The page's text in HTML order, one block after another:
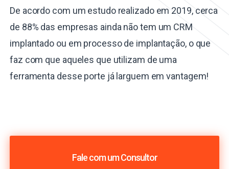
De acordo com um estudo realizado em 2019, cerca
de 88% das empresas ainda não tem um CRM
implantado ou em processo de implantação, o que
faz com que aqueles que utilizam de uma
ferramenta desse porte já larguem em vantagem!
Fale com um Consultor